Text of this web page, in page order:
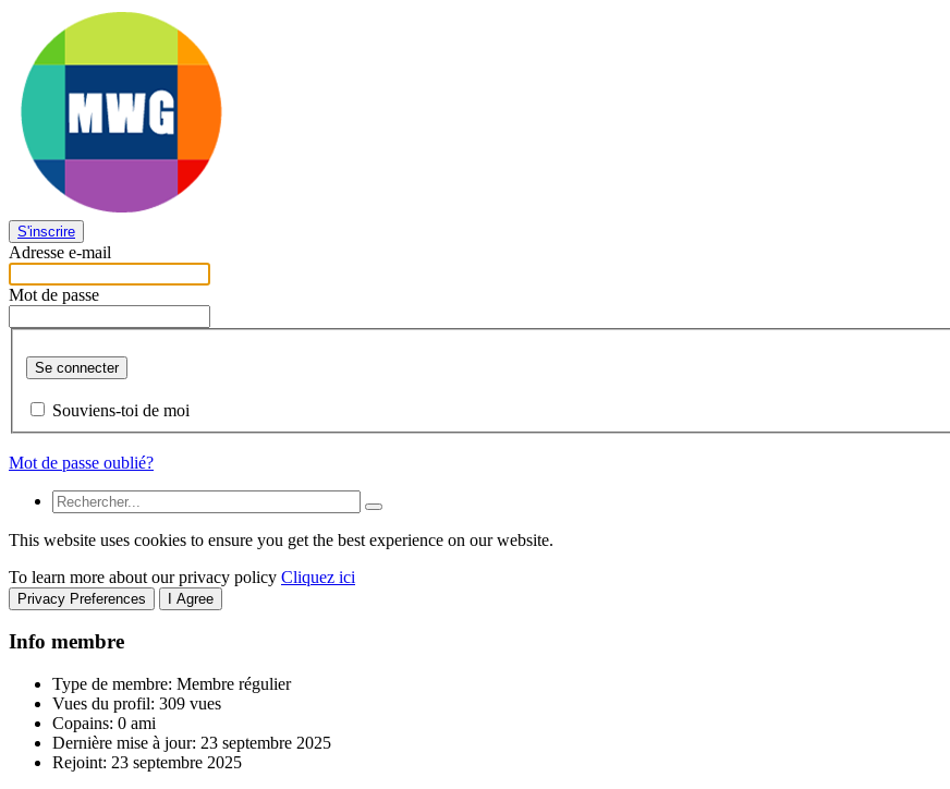
S'inscrire
Adresse e-mail
Mot de passe
Se connecter
Souviens-toi de moi
Mot de passe oublié?
This website uses cookies to ensure you get the best experience on our website.
To learn more about our privacy policy Cliquez ici
Privacy Preferences I Agree
Info membre
Type de membre: Membre régulier
Vues du profil: 309 vues
Copains: 0 ami
Dernière mise à jour: 23 septembre 2025
Rejoint: 23 septembre 2025